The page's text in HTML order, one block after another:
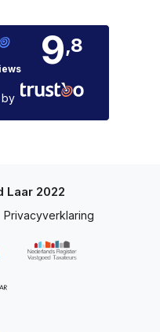
9,8
Laar 2022
Privacyverklaring